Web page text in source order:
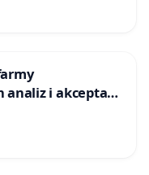
i akceptacji